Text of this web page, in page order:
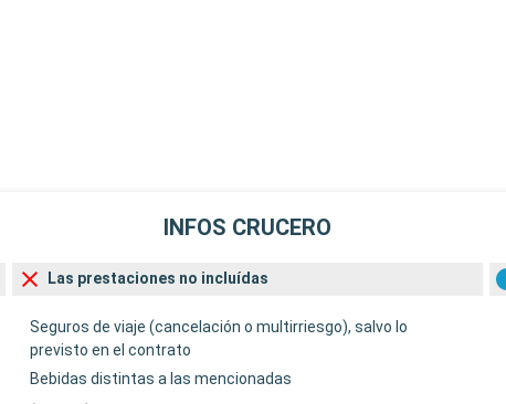
Salida
00:00
y la
INFOS CRUCERO
Las prestaciones no incluídas
Seguros de viaje (cancelación o multirriesgo), salvo lo
previsto en el contrato
Bebidas distintas a las mencionadas